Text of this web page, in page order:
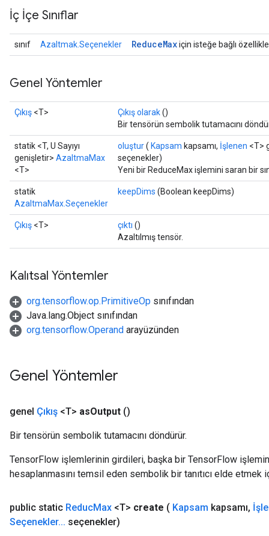
İç İçe Sınıflar
sınıf Azaltmak.Seçenekler ReduceMaxiçin isteğe bağlı
Genel Yöntemler
Çıkış <T> Çıkış olarak()
Bir tensörün sembolik tutamacını
statik <T, U Sayıyı
genişletir> AzaltmaMax
<T>
oluştur( Kapsam kapsamı, İşlenen <T>
seçenekler)
Yeni bir ReduceMax işlemini saran bir
statik
AzaltmaMax.Seçenekler
keepDims (Boolean keepDims)
Çıkış <T> çıktı ()
Azaltılmış tensör.
Kalıtsal Yöntemler
org.tensorflow.op.PrimitiveOp sınıfından
Java.lang.Object sınıfından
org.tensorflow.Operand arayüzünden
Genel Yöntemler
genel Çıkış <T> asOutput ()
Bir tensörün sembolik tutamacını döndürür.
TensorFlow işlemlerinin girdileri, başka bir TensorFlow
hesaplanmasını temsil eden sembolik bir tanıtıcı elde etmek
public static ReducMax <T> create ( Kapsam kapsamı,
Seçenekler... seçenekler)